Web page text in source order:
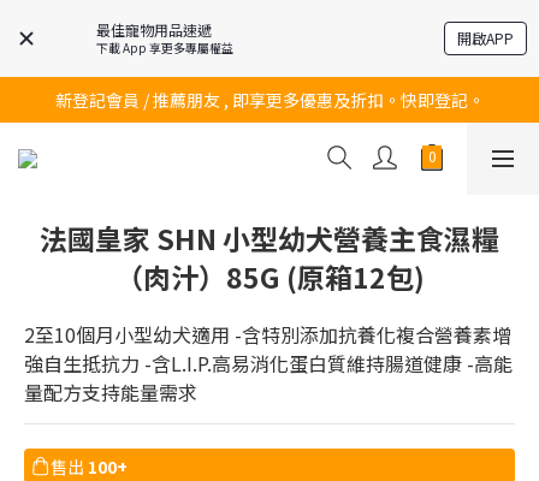
最佳寵物用品速遞
下載 App 享更多專屬權益 開啟APP
訂購滿$200 即可免費送貨!
訂購滿$200 即可免費送貨!
新登記會員 / 推薦朋友 , 即享更多優惠及折扣。快即登記。
訂購滿$200 即可免費送貨!
法國皇家 SHN 小型幼犬營養主食濕糧
（肉汁）85G (原箱12包)
2至10個月小型幼犬適用 -含特別添加抗養化複合營養素增
強自生抵抗力 -含L.I.P.高易消化蛋白質維持腸道健康 -高能
量配方支持能量需求
售出 100+